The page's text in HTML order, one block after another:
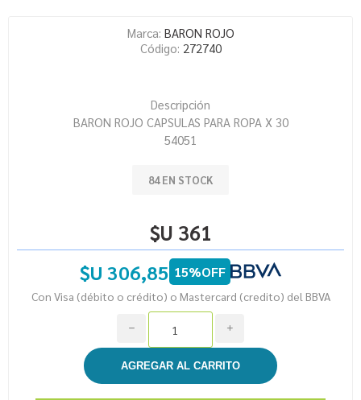
Marca: BARON ROJO
Código: 272740
Descripción
BARON ROJO CAPSULAS PARA ROPA X 30
54051
84 EN STOCK
$U 361
$U 306,85 15%OFF
Con Visa (débito o crédito) o Mastercard (credito) del BBVA
i
h